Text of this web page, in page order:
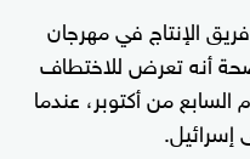
الإنتاج في مهرجان
أنه تعرض للاختطاف
صباحا يوم السابع من أكتوبر، عندما